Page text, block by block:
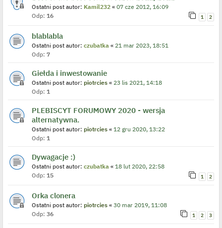
Ostatni post autor: Kamil232 « 07 cze 2012, 16:09
Odp: 16 1 2
blablabla
Ostatni post autor: czubatka « 21 mar 2023, 18:51
Odp: 7
Giełda i inwestowanie
Ostatni post autor: piotrcies « 23 lis 2021, 14:18
Odp: 1
PLEBISCYT FORUMOWY 2020 - wersja
alternatywna.
Ostatni post autor: piotrcies « 12 gru 2020, 13:22
Odp: 1
Dywagacje :)
Ostatni post autor: czubatka « 18 lut 2020, 22:58
Odp: 15 1 2
Orka clonera
Ostatni post autor: piotrcies « 30 mar 2019, 11:08
Odp: 36 1 2 3